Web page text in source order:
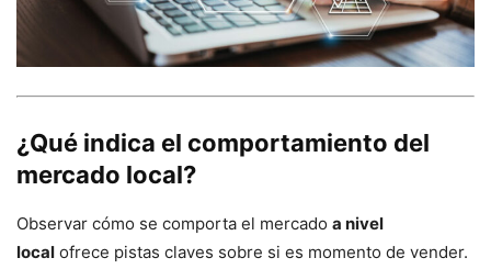
¿Qué indica el comportamiento del
mercado local?
Observar cómo se comporta el mercado a nivel
local ofrece pistas claves sobre si es momento de vender.